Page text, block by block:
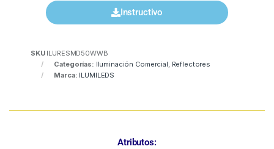
Instructivo
SKU ILURESMD50WWB
Categorías: Iluminación Comercial, Reflectores
Marca: ILUMILEDS
Atributos: